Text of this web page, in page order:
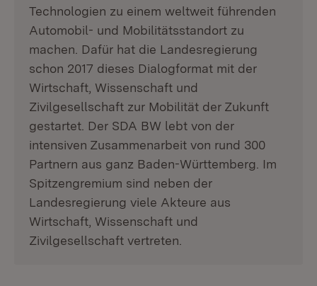
Technologien zu einem weltweit führenden
Automobil- und Mobilitätsstandort zu
machen. Dafür hat die Landesregierung
schon 2017 dieses Dialogformat mit der
Wirtschaft, Wissenschaft und
Zivilgesellschaft zur Mobilität der Zukunft
gestartet. Der SDA BW lebt von der
intensiven Zusammenarbeit von rund 300
Partnern aus ganz Baden-Württemberg. Im
Spitzengremium sind neben der
Landesregierung viele Akteure aus
Wirtschaft, Wissenschaft und
Zivilgesellschaft vertreten.